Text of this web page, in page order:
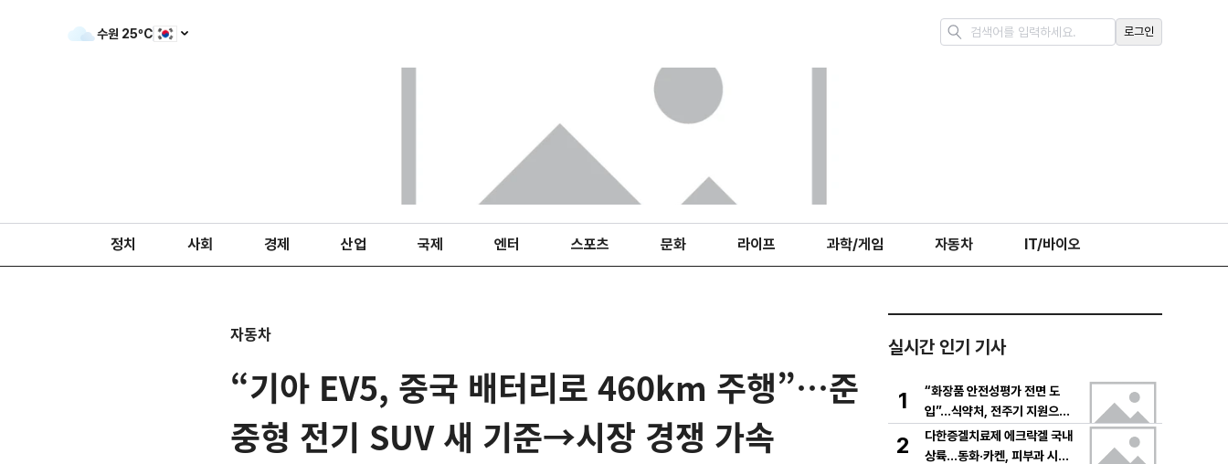
수원 25ºC 로그인
정치 사회 경제 산업 국제 엔터 스포츠 문화 라이프 과학/게임 자동차 IT/바이오
자동차
“기아 EV5, 중국 배터리로 460km 주행”…준
중형 전기 SUV 새 기준→시장 경쟁 가속
실시간 인기 기사
1
“화장품 안전성평가 전면 도
입”…식약처, 전주기 지원으로
K뷰티 고도화
2
다한증겔치료제 에크락겔 국내
상륙…동화·카켄, 피부과 시장